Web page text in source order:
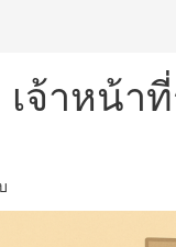
เจ้าหน้า